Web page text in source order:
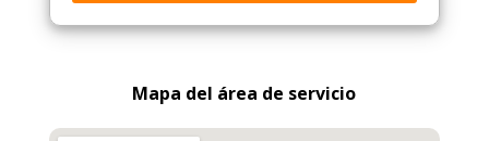
Mapa del área de servicio